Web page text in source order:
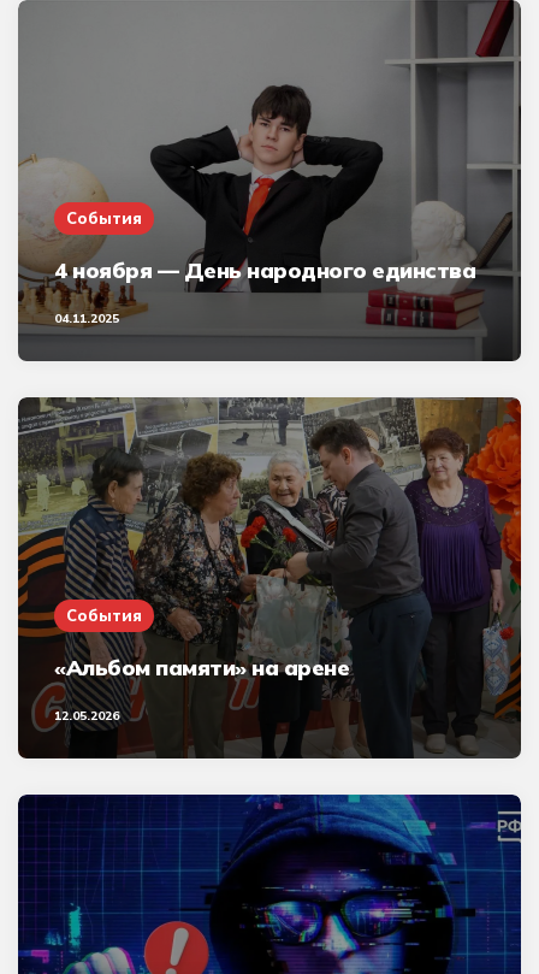
События
4 ноября — День народного единства
04.11.2025
События
«Альбом памяти» на арене
12.05.2026